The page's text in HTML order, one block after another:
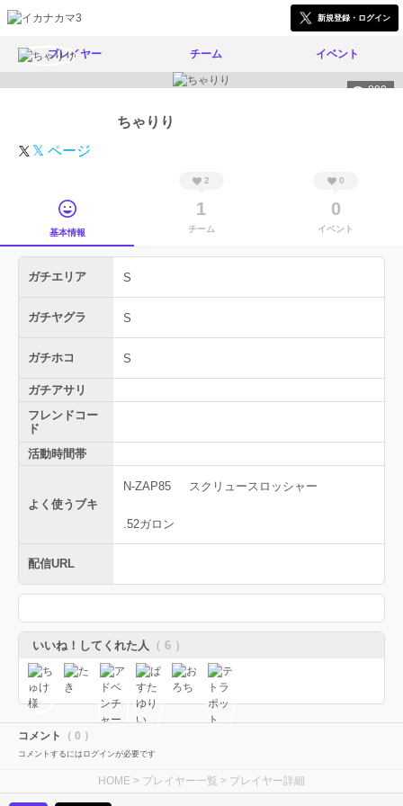
新規登録・ログイン
プレイヤー チーム イベント
890
ちゃりり
𝕏 ページ
基本情報
2
1
チーム
0
0
イベント
ガチエリア S
ガチヤグラ S
ガチホコ S
ガチアサリ
フレンドコー
ド
活動時間帯
よく使うブキ
N-ZAP85 スクリュースロッシャー
.52ガロン
配信URL
いいね！してくれた人 （ 6 ）
コメント （ 0 ）
コメントするにはログインが必要です
HOME > プレイヤー一覧 > プレイヤー詳細